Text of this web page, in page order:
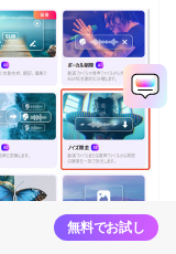
無料でお試し